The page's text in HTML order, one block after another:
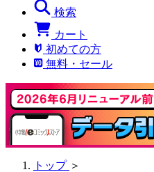
検索
カート
初めての方
無料・セール
トップ ＞